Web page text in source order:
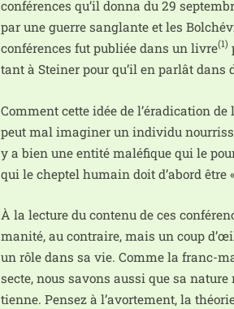
confé­rences qu’il don­na du 29
par une guerre san­glante et les
confé­rences fut publiée dans un livre(1)
tant à Steiner pour qu’il en par­lât dans
Comment cette idée de l’é­ra­di­ca­tion
peut mal ima­gi­ner un indi­vi­du
y a bien une enti­té malé­fique qui le
qui le chep­tel humain doit d’a­bord
À la lec­ture du conte­nu de ces
ma­ni­té, au contraire, mais un coup
un rôle dans sa vie. Comme la franc-
secte, nous savons aus­si que sa
tienne. Pensez à l’avortement, la